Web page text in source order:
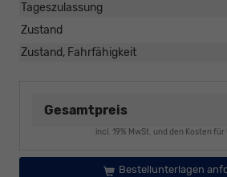
Tageszulassung
Zustand
Zustand, Fahrfähigkeit
Gesamtpreis
incl. 19% MwSt. und den Kosten
Bestellunterlagen